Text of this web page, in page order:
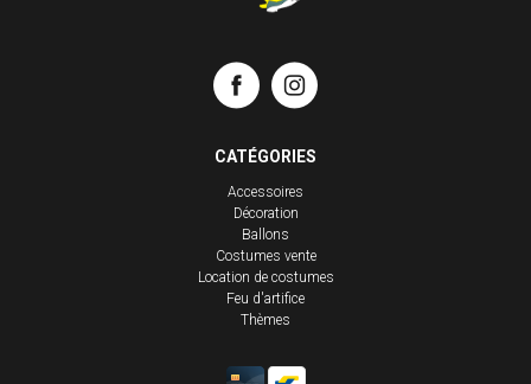
CATÉGORIES
Accessoires
Décoration
Ballons
Costumes vente
Location de costumes
Feu d'artifice
Thèmes